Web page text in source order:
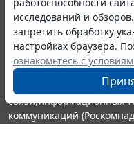
исследований и
запретить обработку
настройках браузера.
ознакомьтесь с
© ООО "НПП "ГАРАНТ-
выпускается с 1990
являются участниками
информации ГАРАНТ.
Портал ГАРАНТ.РУ
издания Федеральной
связи,информационных
коммуникаций